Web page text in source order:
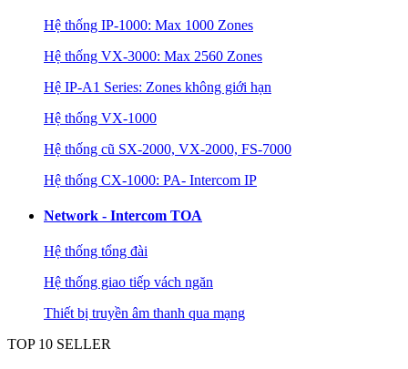
Hệ thống IP-1000: Max 1000 Zones
Hệ thống VX-3000: Max 2560 Zones
Hệ IP-A1 Series: Zones không giới hạn
Hệ thống VX-1000
Hệ thống cũ SX-2000, VX-2000, FS-7000
Hệ thống CX-1000: PA- Intercom IP
Network - Intercom TOA
Hệ thống tổng đài
Hệ thống giao tiếp vách ngăn
Thiết bị truyền âm thanh qua mạng
TOP 10 SELLER